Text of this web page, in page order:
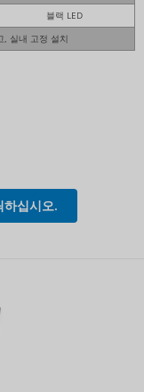
블랙 LED
, 실내 고정 설치
십시오.